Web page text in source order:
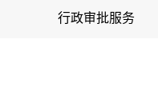
行政审批服务